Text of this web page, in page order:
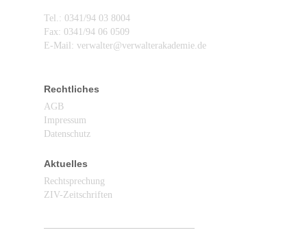
Tel.: 0341/94 03 8004
Fax: 0341/94 06 0509
E-Mail: verwalter@verwalterakademie.de
Rechtliches
AGB
Impressum
Datenschutz
Aktuelles
Rechtsprechung
ZIV-Zeitschriften